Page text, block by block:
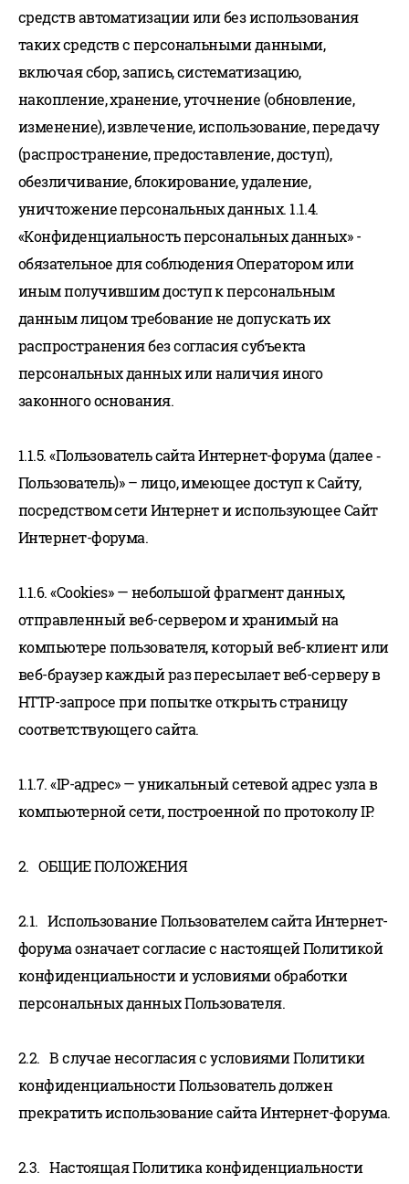
средств автоматизации или без использования
таких средств с персональными данными,
включая сбор, запись, систематизацию,
накопление, хранение, уточнение (обновление,
изменение), извлечение, использование, передачу
(распространение, предоставление, доступ),
обезличивание, блокирование, удаление,
уничтожение персональных данных. 1.1.4.
«Конфиденциальность персональных данных» -
обязательное для соблюдения Оператором или
иным получившим доступ к персональным
данным лицом требование не допускать их
распространения без согласия субъекта
персональных данных или наличия иного
законного основания.
1.1.5. «Пользователь сайта Интернет-форума (далее ‑
Пользователь)» – лицо, имеющее доступ к Сайту,
посредством сети Интернет и использующее Сайт
Интернет-форума.
1.1.6. «Cookies» — небольшой фрагмент данных,
отправленный веб-сервером и хранимый на
компьютере пользователя, который веб-клиент или
веб-браузер каждый раз пересылает веб-серверу в
HTTP-запросе при попытке открыть страницу
соответствующего сайта.
1.1.7. «IP-адрес» — уникальный сетевой адрес узла в
компьютерной сети, построенной по протоколу IP.
2. ОБЩИЕ ПОЛОЖЕНИЯ
2.1. Использование Пользователем сайта Интернет-
форума означает согласие с настоящей Политикой
конфиденциальности и условиями обработки
персональных данных Пользователя.
2.2. В случае несогласия с условиями Политики
конфиденциальности Пользователь должен
прекратить использование сайта Интернет-форума.
2.3. Настоящая Политика конфиденциальности